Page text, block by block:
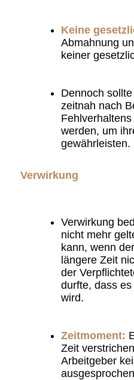
Keine
Abmahnung
keiner
Dennoch
zeitnah nach
werden, um
gewährleisten.
Verwirkung
Verwirkung
nicht mehr
kann, wenn
längere Zeit
der
durfte, dass
wird.
Zeitmoment:
Zeit
Arbeitgeber